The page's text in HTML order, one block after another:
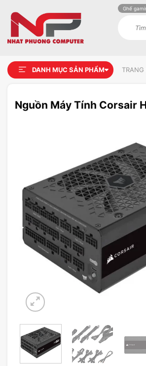
Ghế
DANH MỤC SẢN PHẨM TRANG
Nguồn Máy Tính Corsair